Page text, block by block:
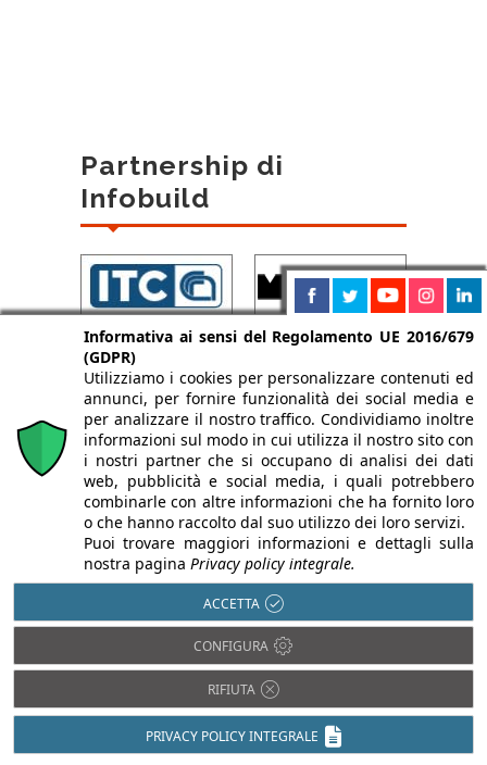
Partnership di
Infobuild
Informativa ai sensi del Regolamento UE 2016/679
(GDPR)
Utilizziamo i cookies per personalizzare contenuti ed
annunci, per fornire funzionalità dei social media e
per analizzare il nostro traffico. Condividiamo inoltre
informazioni sul modo in cui utilizza il nostro sito con
i nostri partner che si occupano di analisi dei dati
web, pubblicità e social media, i quali potrebbero
combinarle con altre informazioni che ha fornito loro
o che hanno raccolto dal suo utilizzo dei loro servizi.
Puoi trovare maggiori informazioni e dettagli sulla
nostra pagina Privacy policy integrale.
ACCETTA
CONFIGURA
RIFIUTA
PRIVACY POLICY INTEGRALE